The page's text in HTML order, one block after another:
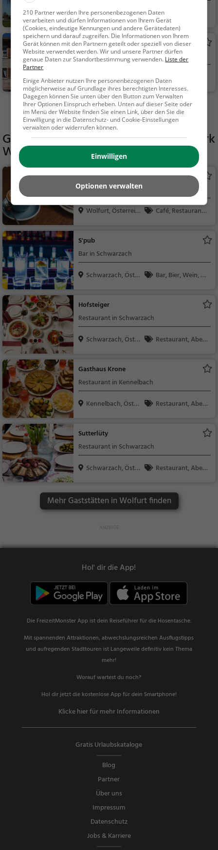
Hard, Österreich
Familie & Kinder,
Sehenswürdigkeit
Schmalste Hausfassade Europas
Sehenswürdigkeit in Bregenz
Bregenz, Österreic
h
Sehenswürdigkei
t
Mehr Aktivitäten in Wolfurt finden
Gaststätten in der Nähe vonSkatepark
Wolfurt Rickenbach
Reichl
Café in Wolfurt
Wolfurt, Österreic
Café, Restaurant,
waren, Snacks / Getr
S'pub
Bar in Schwarzach
Schwarzach, Öster
Bar, Bier, Wein, Sn
Hofsteiger
Restaurant in Schwarzach
Schwarzach, Öster
Restaurant, Aben
Gasthaus Krone
Restaurant in Kennelbach
Kennelbach, Öster
Restaurant, Aben
Sutterlüty
Restaurant in Schwarzach
Schwarzach, Öster
Restaurant, Aben
Mehr Gaststätten in Wolfurt finden
Hol' dir die App!
Die FreizeitMonster App ist dein Reiseführer für die Hosentasche.
Mit spannenden Attraktionen, abwechslungsreichen Ausflugstipps
und aufregenden Stadttouren ist Langeweile definitiv kein Thema
mehr!
Worauf wartest du noch?
Hol dir jetzt die kostenlose App für dein Smartphone!
Klicke hier für mehr Informationen
Gratis Urlaubskataloge
Blog
Partner
Über uns
Impressum
Datenschutz
Jobs & Karriere
210 Partner werden Ihre personenbezogenen Daten
verarbeiten und dürfen Informationen von Ihrem Gerät
(Cookies, eindeutige Kennungen und andere Gerätedaten)
speichern und darauf zugreifen. Die Informationen von Ihrem
Gerät können mit den Partnern geteilt oder speziell von dieser
Website verwendet werden. Wir und unsere Partner dürfen
genaue Daten zur Standortbestimmung verwenden. Liste der
Partner
Einige Anbieter nutzen Ihre personenbezogenen Daten
möglicherweise auf Grundlage ihres berechtigten Interesses.
Dagegen können Sie unten über den Button zum Verwalten
Ihrer Optionen Einspruch erheben. Unten auf dieser Seite oder
im Menü der Website finden Sie einen Link, über den Sie die
Einwilligung in die Datenschutz- und Cookie-Einstellungen
verwalten oder widerrufen können.
Einwilligen
Optionen verwalten